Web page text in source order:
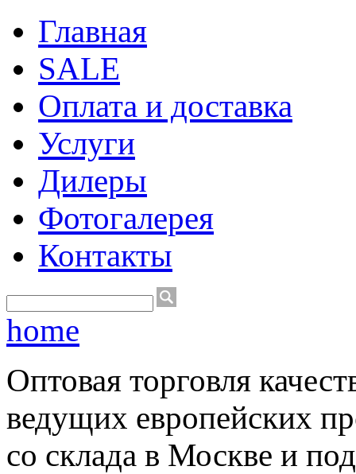
Главная
SALE
Оплата и доставка
Услуги
Дилеры
Фотогалерея
Контакты
home
Оптовая торговля
ведущих европейских
со склада в Москве и под